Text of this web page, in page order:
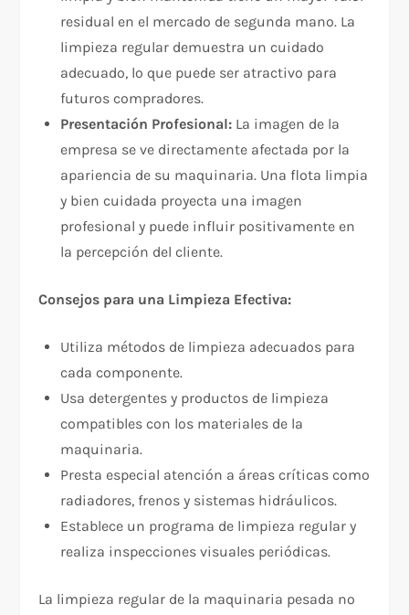
residual en el mercado de segunda mano. La
limpieza regular demuestra un cuidado
adecuado, lo que puede ser atractivo para
futuros compradores.
Presentación Profesional: La imagen de la
empresa se ve directamente afectada por la
apariencia de su maquinaria. Una flota limpia
y bien cuidada proyecta una imagen
profesional y puede influir positivamente en
la percepción del cliente.
Consejos para una Limpieza Efectiva:
Utiliza métodos de limpieza adecuados para
cada componente.
Usa detergentes y productos de limpieza
compatibles con los materiales de la
maquinaria.
Presta especial atención a áreas críticas como
radiadores, frenos y sistemas hidráulicos.
Establece un programa de limpieza regular y
realiza inspecciones visuales periódicas.
La limpieza regular de la maquinaria pesada no